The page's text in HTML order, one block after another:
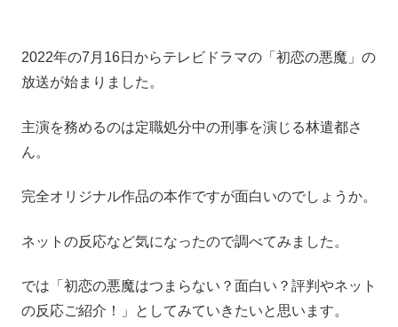
2022年の7月16日からテレビドラマの「初恋の悪魔」の
放送が始まりました。
主演を務めるのは定職処分中の刑事を演じる林遣都さ
ん。
完全オリジナル作品の本作ですが面白いのでしょうか。
ネットの反応など気になったので調べてみました。
では「初恋の悪魔はつまらない？面白い？評判やネット
の反応ご紹介！」としてみていきたいと思います。